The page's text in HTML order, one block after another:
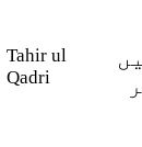
Tahir ul
Qadri